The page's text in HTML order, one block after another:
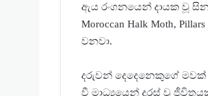
ඇය රංගනයෙන් දායක වූ
Moroccan Halk Moth,
වනවා.
දරුවන් දෙදෙනෙකුගේ
වී මාධ්‍යයෙන් දුරස් වූ